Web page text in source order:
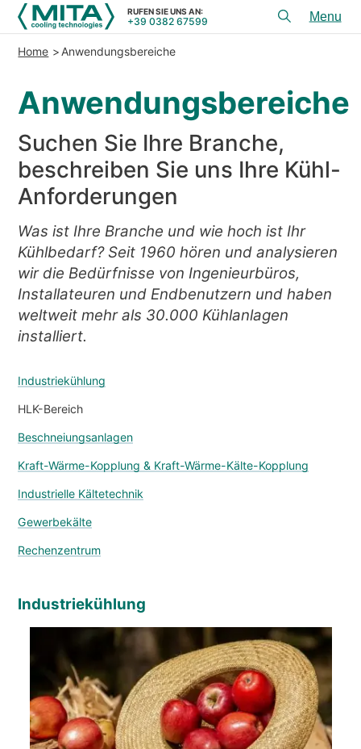
REFERENZEN
DE EN
RUFEN SIE UNS AN:
+39 0382 67599
menu
ANWENDUNGEN
SERVICE
HILFSMITTEL
KONTAKT
RUFEN SIE UNS AN: +39 0382 67599
Home Anwendungsbereiche
Anwendungsbereiche
Suchen Sie Ihre Branche,
beschreiben Sie uns Ihre Kühl-
Anforderungen
Was ist Ihre Branche und wie hoch ist Ihr
Kühlbedarf? Seit 1960 hören und analysieren
wir die Bedürfnisse von Ingenieurbüros,
Installateuren und Endbenutzern und haben
weltweit mehr als 30.000 Kühlanlagen
installiert.
Industriekühlung
HLK-Bereich
Beschneiungsanlagen
Kraft-Wärme-Kopplung & Kraft-Wärme-Kälte-Kopplung
Industrielle Kältetechnik
Gewerbekälte
Rechenzentrum
Industriekühlung